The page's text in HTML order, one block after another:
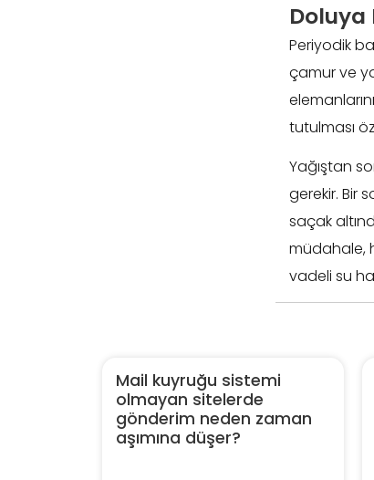
Doluya
Periyodik
çamur ve
tutulması
Yağıştan
gerekir. Bir
saçak
müdahale,
vadeli su
Mail kuyruğu sistemi
olmayan sitelerde
gönderim neden zaman
aşımına düşer?